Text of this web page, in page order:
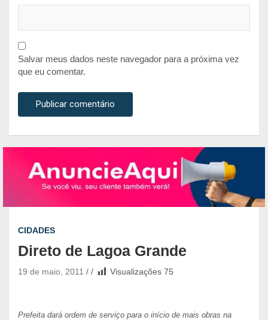
Salvar meus dados neste navegador para a próxima vez
que eu comentar.
CIDADES
Direto de Lagoa Grande
19 de maio, 2011 Visualizações 75
Prefeita dará ordem de serviço para o início de mais obras na